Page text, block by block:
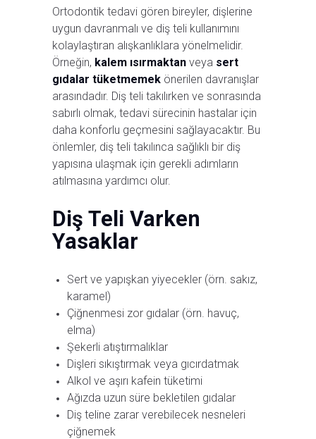
Ortodontik tedavi gören bireyler, dişlerine
uygun davranmalı ve diş teli kullanımını
kolaylaştıran alışkanlıklara yönelmelidir.
Örneğin, kalem ısırmaktan veya sert
gıdalar tüketmemek önerilen davranışlar
arasındadır. Diş teli takılırken ve sonrasında
sabırlı olmak, tedavi sürecinin hastalar için
daha konforlu geçmesini sağlayacaktır. Bu
önlemler, diş teli takılınca sağlıklı bir diş
yapısına ulaşmak için gerekli adımların
atılmasına yardımcı olur.
Diş Teli Varken
Yasaklar
Sert ve yapışkan yiyecekler (örn. sakız,
karamel)
Çiğnenmesi zor gıdalar (örn. havuç,
elma)
Şekerli atıştırmalıklar
Dişleri sıkıştırmak veya gıcırdatmak
Alkol ve aşırı kafein tüketimi
Ağızda uzun süre bekletilen gıdalar
Diş teline zarar verebilecek nesneleri
çiğnemek